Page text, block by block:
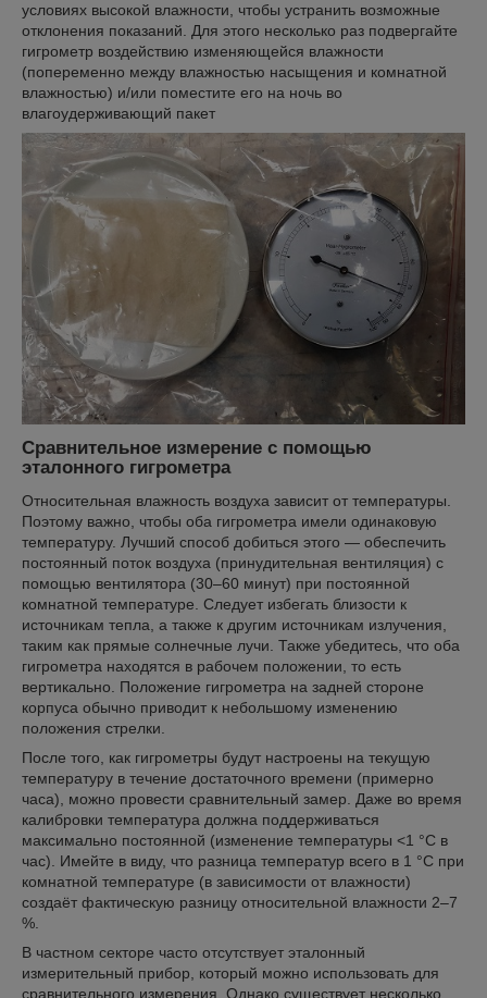
условиях высокой влажности, чтобы устранить возможные
отклонения показаний. Для этого несколько раз подвергайте
гигрометр воздействию изменяющейся влажности
(попеременно между влажностью насыщения и комнатной
влажностью) и/или поместите его на ночь во
влагоудерживающий пакет
Сравнительное измерение с помощью
эталонного гигрометра
Относительная влажность воздуха зависит от температуры.
Поэтому важно, чтобы оба гигрометра имели одинаковую
температуру. Лучший способ добиться этого — обеспечить
постоянный поток воздуха (принудительная вентиляция) с
помощью вентилятора (30–60 минут) при постоянной
комнатной температуре. Следует избегать близости к
источникам тепла, а также к другим источникам излучения,
таким как прямые солнечные лучи. Также убедитесь, что оба
гигрометра находятся в рабочем положении, то есть
вертикально. Положение гигрометра на задней стороне
корпуса обычно приводит к небольшому изменению
положения стрелки.
После того, как гигрометры будут настроены на текущую
температуру в течение достаточного времени (примерно
часа), можно провести сравнительный замер. Даже во время
калибровки температура должна поддерживаться
максимально постоянной (изменение температуры <1 °C в
час). Имейте в виду, что разница температур всего в 1 °C при
комнатной температуре (в зависимости от влажности)
создаёт фактическую разницу относительной влажности 2–7
%.
В частном секторе часто отсутствует эталонный
измерительный прибор, который можно использовать для
сравнительного измерения. Однако существует несколько